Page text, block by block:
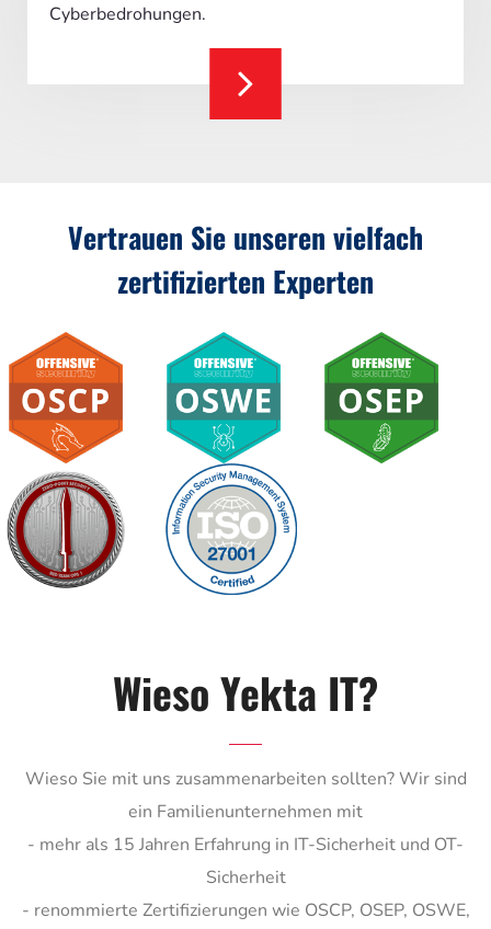
Cyberbedrohungen.
Vertrauen Sie unseren vielfach
zertifizierten Experten
Wieso Yekta IT?
Wieso Sie mit uns zusammenarbeiten sollten? Wir sind
ein Familienunternehmen mit
- mehr als 15 Jahren Erfahrung in IT-Sicherheit und OT-
Sicherheit
- renommierte Zertifizierungen wie OSCP, OSEP, OSWE,